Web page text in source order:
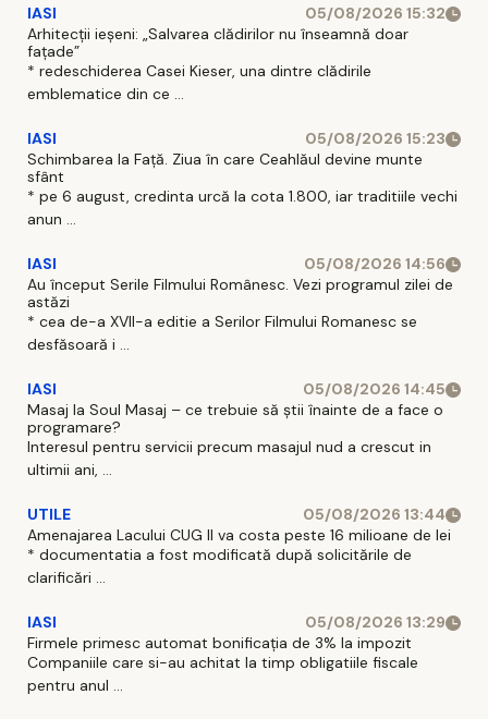
IASI
05/08/2026 15:32
Arhitecții ieșeni: „Salvarea clădirilor nu înseamnă doar
fațade”
* redeschiderea Casei Kieser, una dintre clădirile
emblematice din ce ...
IASI
05/08/2026 15:23
Schimbarea la Față. Ziua în care Ceahlăul devine munte
sfânt
* pe 6 august, credinta urcă la cota 1.800, iar traditiile vechi
anun ...
IASI
05/08/2026 14:56
Au început Serile Filmului Românesc. Vezi programul zilei de
astăzi
* cea de-a XVII-a editie a Serilor Filmului Romanesc se
desfăsoară i ...
IASI
05/08/2026 14:45
Masaj la Soul Masaj – ce trebuie să știi înainte de a face o
programare?
Interesul pentru servicii precum masajul nud a crescut in
ultimii ani, ...
UTILE
05/08/2026 13:44
Amenajarea Lacului CUG II va costa peste 16 milioane de lei
* documentatia a fost modificată după solicitările de
clarificări ...
IASI
05/08/2026 13:29
Firmele primesc automat bonificația de 3% la impozit
Companiile care si-au achitat la timp obligatiile fiscale
pentru anul ...